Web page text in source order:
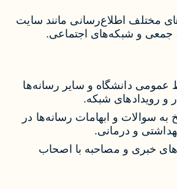
مختلف اطلاع‌رسانی مانند سایت
جمعی و شبکه‌های اجتماعی.
عمومی دانشگاه و سایر رسانه‌ها
و رویدادهای شبکه.
به سوالات و ابهامات رسانه‌ها در
و درمانی.
خبری و مصاحبه با اصحاب